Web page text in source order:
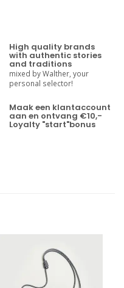
High quality brands
with authentic stories
and traditions
mixed by Walther, your
personal selector!
Maak een klantaccount
aan en ontvang €10,-
Loyalty "start"bonus